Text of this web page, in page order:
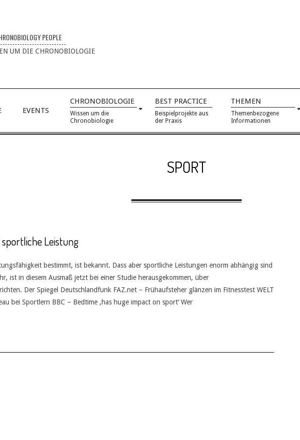
PEOPLE
UM DIE CHRONOBIOLOGIE
EVENTS
CHRONOBIOLOGIE
Wissen um die
Chronobiologie
BEST PRACTICE
Beispielprojekte aus
der Praxis
THEMEN
Themenbezogene
Informationen
SPORT
Leistung
bestimmt, ist bekannt. Dass aber sportliche Leistungen enorm abhängig sind
ist in diesem Ausmaß jetzt bei einer Studie herausgekommen, über
Der Spiegel Deutschlandfunk FAZ.net – Frühaufsteher glänzen im Fitnesstest WELT
bei Sportlern BBC – Bedtime ‚has huge impact on sport‘ Wer